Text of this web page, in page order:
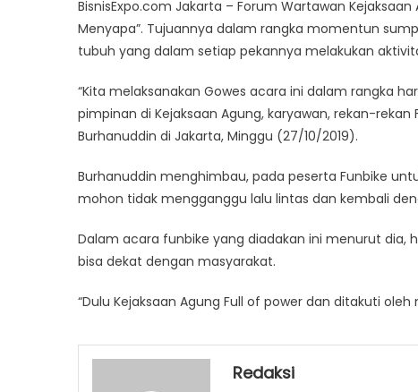
“Gowes
Jaksa
BisnisExpo.com Jakarta – Forum Wartawan
Menyapa”. Tujuannya dalam rangka momentun
tubuh yang dalam setiap pekannya melakukan
“Kita melaksanakan Gowes acara ini dalam rangka
pimpinan di Kejaksaan Agung, karyawan, rekan-rekan
Burhanuddin di Jakarta, Minggu (27/10/2019).
Burhanuddin menghimbau, pada peserta Funbike
mohon tidak mengganggu lalu lintas dan kembali
Dalam acara funbike yang diadakan ini menurut dia,
bisa dekat dengan masyarakat.
“Dulu Kejaksaan Agung Full of power dan ditakuti
Redaksi